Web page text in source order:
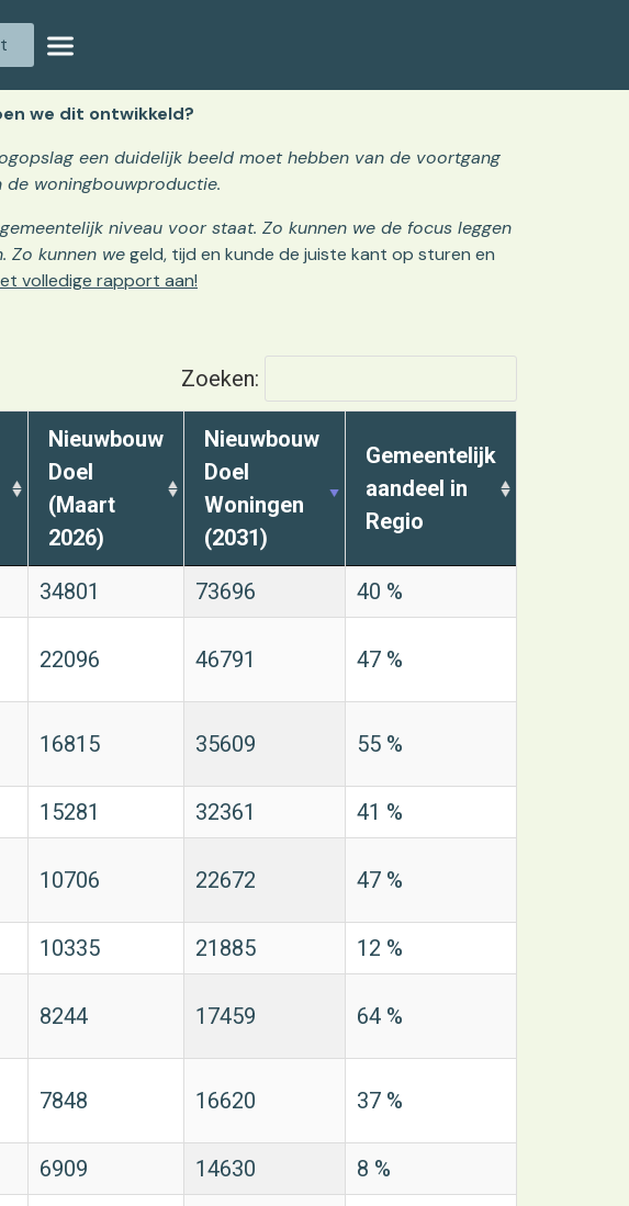
we dit ontwikkeld?
een duidelijk beeld moet hebben van de voortgang
de woningbouwproductie.
niveau voor staat. Zo kunnen we de focus leggen
Zo kunnen wegeld, tijd en kunde de juiste kant op sturen en
volledige rapport aan!
Zoeken:
Nieuwbouw
Doel
(Maart
2026)
Nieuwbouw
Doel
Woningen
(2031)
Gemeentelijk
aandeel in
Regio
34801 73696
40 %
22096 46791 47 %
16815 35609 55 %
15281 32361
41 %
10706 22672 47 %
10335 21885
12 %
8244 17459 64 %
7848 16620 37 %
6909 14630
8 %